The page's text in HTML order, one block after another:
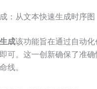
：从文本快速生成时序图
成该功能旨在通过自动
可。这一创新确保了准
线。